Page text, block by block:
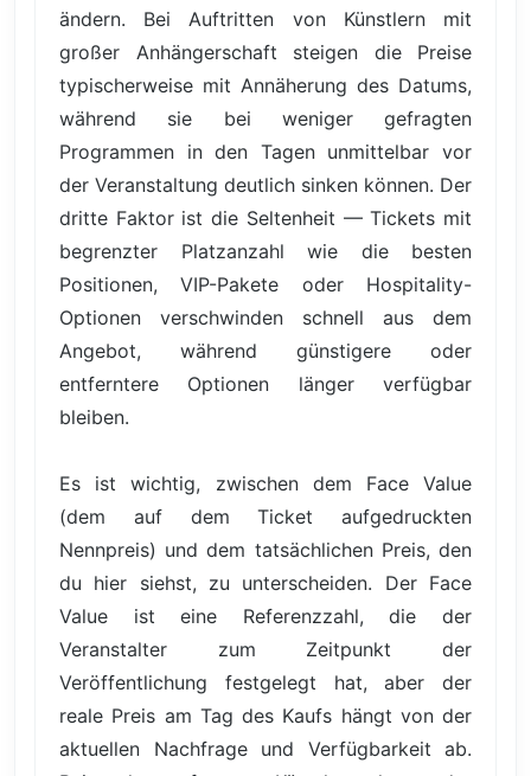
ändern. Bei Auftritten von Künstlern mit
großer Anhängerschaft steigen die Preise
typischerweise mit Annäherung des Datums,
während sie bei weniger gefragten
Programmen in den Tagen unmittelbar vor
der Veranstaltung deutlich sinken können. Der
dritte Faktor ist die Seltenheit — Tickets mit
begrenzter Platzanzahl wie die besten
Positionen, VIP-Pakete oder Hospitality-
Optionen verschwinden schnell aus dem
Angebot, während günstigere oder
entferntere Optionen länger verfügbar
bleiben.
Es ist wichtig, zwischen dem Face Value
(dem auf dem Ticket aufgedruckten
Nennpreis) und dem tatsächlichen Preis, den
du hier siehst, zu unterscheiden. Der Face
Value ist eine Referenzzahl, die der
Veranstalter zum Zeitpunkt der
Veröffentlichung festgelegt hat, aber der
reale Preis am Tag des Kaufs hängt von der
aktuellen Nachfrage und Verfügbarkeit ab.